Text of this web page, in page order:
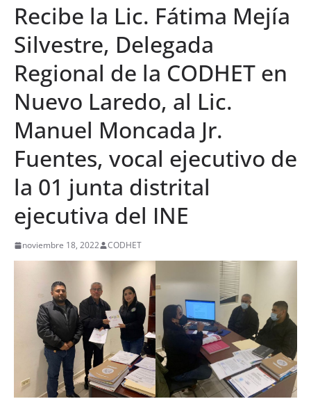
Recibe la Lic. Fátima Mejía
Silvestre, Delegada
Regional de la CODHET en
Nuevo Laredo, al Lic.
Manuel Moncada Jr.
Fuentes, vocal ejecutivo de
la 01 junta distrital
ejecutiva del INE
noviembre 18, 2022 CODHET